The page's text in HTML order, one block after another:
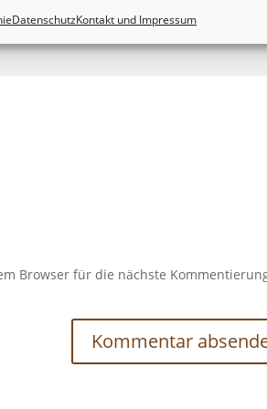
DatenschutzKontakt und Impressum
Browser für die nächste